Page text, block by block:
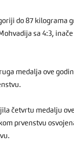
do 87 kilograma
sa 4:3,
medalja ove
četvrtu medalju
prvenstvu